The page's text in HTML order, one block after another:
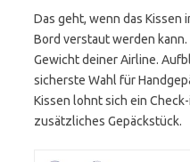
Das geht, wenn das Kissen
Bord verstaut werden
Gewicht deiner Airline.
sicherste Wahl für
Kissen lohnt sich ein
zusätzliches Gepäckstück.